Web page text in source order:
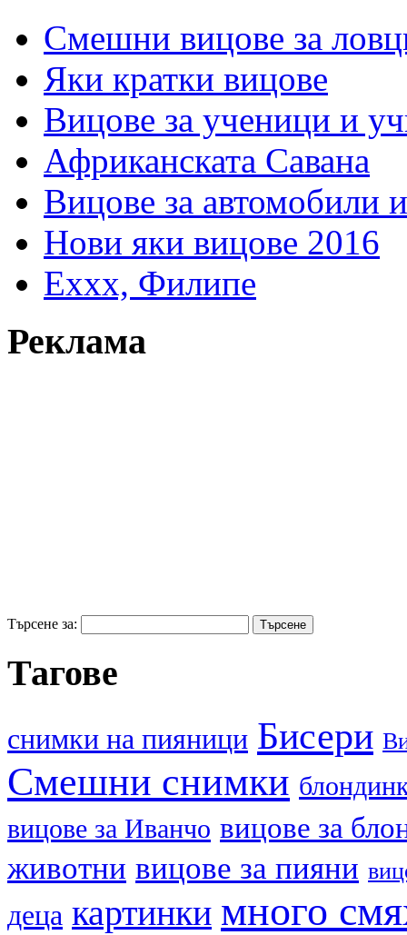
Смешни вицове за
Яки кратки вицове
Вицове за ученици и
Африканската Савана
Вицове за автомобили
Нови яки вицове 2016
Еххх, Филипе
Реклама
Търсене за:
Тагове
cнимки на пияници Бисери
Смешни снимки
вицове за Иванчо вицове за
животни вицове за пияни
деца картинки много